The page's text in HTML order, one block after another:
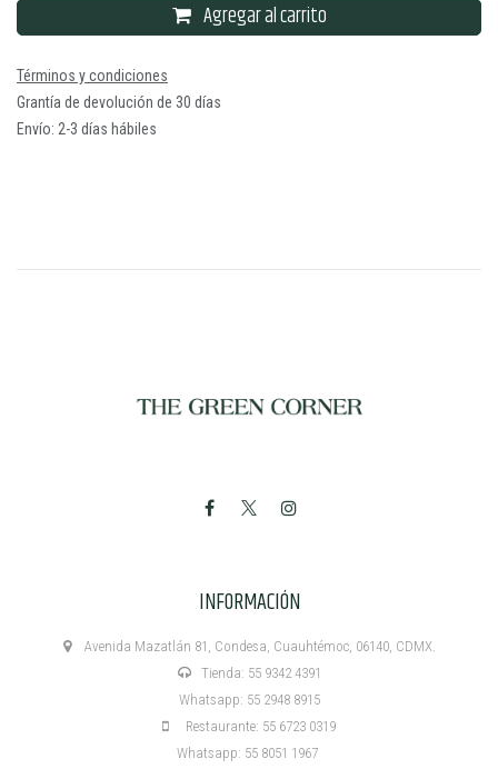
Agregar al carrito
Términos y condiciones
Grantía de devolución de 30 días
Envío: 2-3 días hábiles
INFORMACIÓN
Avenida Mazatlán 81, Condesa, Cuauhtémoc, 06140, CDMX.
Tienda: 55 9342 4391
Whatsapp: 55 2948 8915
Restaurante: 55 6723 0319
Whatsapp: 55 8051 1967